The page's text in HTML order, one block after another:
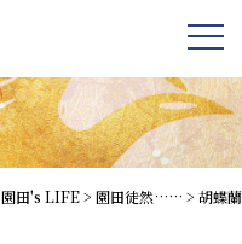
園田's LIFE> 園田徒然…… > 胡蝶蘭